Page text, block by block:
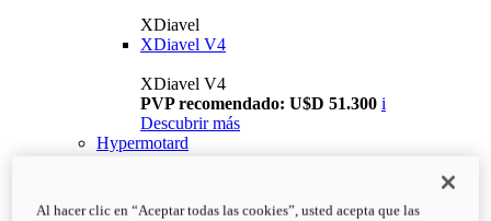
XDiavel
XDiavel V4
XDiavel V4
PVP recomendado: U$D 51.300 i
Descubrir más
Hypermotard
Al hacer clic en “Aceptar todas las cookies”, usted acepta que las